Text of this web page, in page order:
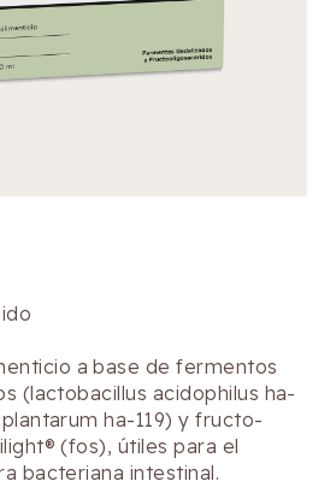
a base de fermentos
(lactobacillus acidophilus ha-
ha-119) y fructo-
(fos), útiles para el
bacteriana intestinal.